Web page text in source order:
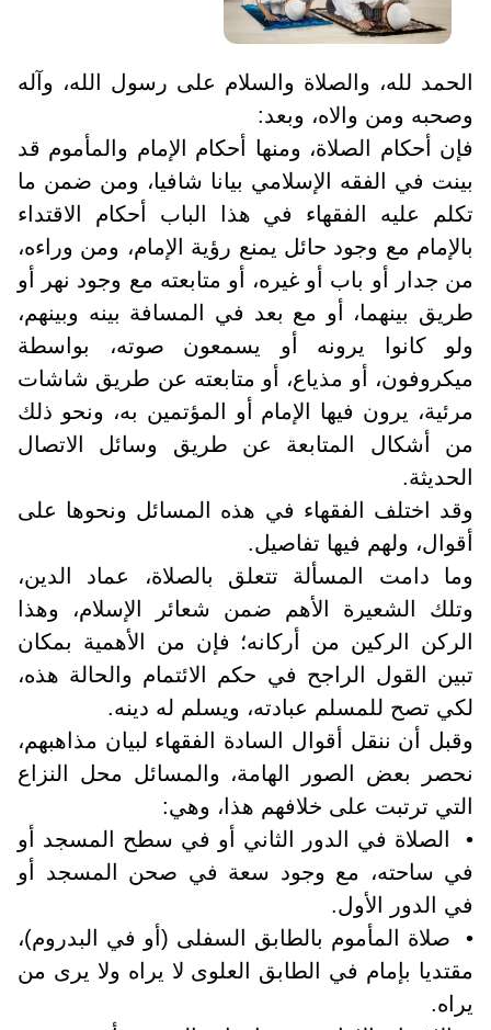
الحمد لله، والصلاة والسلام على رسول الله، وآله
وصحبه ومن والاه، وبعد:
فإن أحكام الصلاة، ومنها أحكام الإمام والمأموم قد
بينت في الفقه الإسلامي بيانا شافيا، ومن ضمن ما
تكلم عليه الفقهاء في هذا الباب أحكام الاقتداء
بالإمام مع وجود حائل يمنع رؤية الإمام، ومن وراءه،
من جدار أو باب أو غيره، أو متابعته مع وجود نهر أو
طريق بينهما، أو مع بعد في المسافة بينه وبينهم،
ولو كانوا يرونه أو يسمعون صوته، بواسطة
ميكروفون، أو مذياع، أو متابعته عن طريق شاشات
مرئية، يرون فيها الإمام أو المؤتمين به، ونحو ذلك
من أشكال المتابعة عن طريق وسائل الاتصال
الحديثة.
وقد اختلف الفقهاء في هذه المسائل ونحوها على
أقوال، ولهم فيها تفاصيل.
وما دامت المسألة تتعلق بالصلاة، عماد الدين،
وتلك الشعيرة الأهم ضمن شعائر الإسلام، وهذا
الركن الركين من أركانه؛ فإن من الأهمية بمكان
تبين القول الراجح في حكم الائتمام والحالة هذه،
لكي تصح للمسلم عبادته، ويسلم له دينه.
وقبل أن ننقل أقوال السادة الفقهاء لبيان مذاهبهم،
نحصر بعض الصور الهامة، والمسائل محل النزاع
التي ترتبت على خلافهم هذا، وهي:
• الصلاة في الدور الثاني أو في سطح المسجد أو
في ساحته، مع وجود سعة في صحن المسجد أو
في الدور الأول.
• صلاة المأموم بالطابق السفلى (أو في البدروم)،
مقتديا بإمام في الطابق العلوى لا يراه ولا يرى من
يراه.